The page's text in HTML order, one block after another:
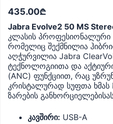
435.00₾
Jabra Evolve2 50 MS
კლასის პროფესიონალური
რომელიც შექმნილია
აღჭურვილია Jabra
ტექნოლოგიითა და
(ANC) ფუნქციით, რაც
კრისტალურად სუფთა ხმას
ზარების
კავშირი: USB-A